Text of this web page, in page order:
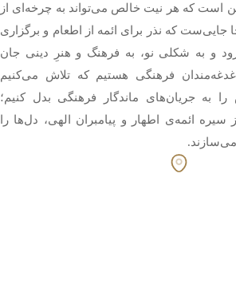
است که هر نیت خالص می‌تواند به چرخه‌ای از
جایی‌ست که نذر برای ائمه از اطعام و برگزاری
و به شکلی نو، به فرهنگ و هنرِ دینی جان
فرهنگی هستیم که تلاش می‌کنیم
به جریان‌های ماندگار فرهنگی بدل کنیم؛
سیره ائمه‌ی اطهار و پیامبران الهی، دل‌ها را